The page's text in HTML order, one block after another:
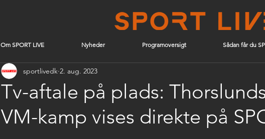
Om SPORT LIVE Nyheder Programoversigt Sådan får du
Tv-aftale på plads:
VM-kamp vises direkte på
sportlivedk 2. aug. 2023